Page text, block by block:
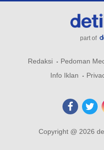
part of
Redaksi Pedoman
Info Iklan
Copyright @ 2026